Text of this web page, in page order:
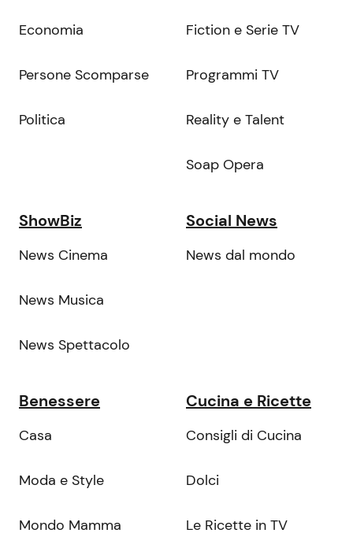
Economia
Persone Scomparse
Politica
Fiction e Serie TV
Programmi TV
Reality e Talent
Soap Opera
ShowBiz
News Cinema
News Musica
News Spettacolo
Social News
News dal mondo
Benessere
Casa
Moda e Style
Mondo Mamma
Cucina e Ricette
Consigli di Cucina
Dolci
Le Ricette in TV